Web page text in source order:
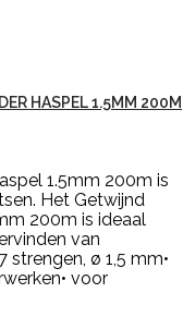
HASPEL 1.5MM 200M
1.5mm 200m is
Het Getwijnd
200m is ideaal
van
strengen, ø 1,5 mm•
voor